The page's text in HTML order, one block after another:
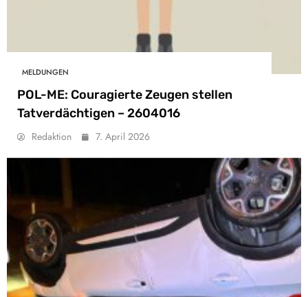
MELDUNGEN
POL-ME: Couragierte Zeugen stellen
Tatverdächtigen – 2604016
Redaktion 7. April 2026